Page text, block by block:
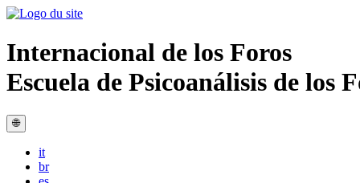
Internacional de los Foros
Escuela de Psicoanálisis de los
🌐
it
br